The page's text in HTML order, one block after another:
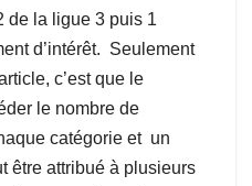
de la ligue 3 puis 1
d’intérêt. Seulement
c’est que le
le nombre de
catégorie et un
être attribué à plusieurs